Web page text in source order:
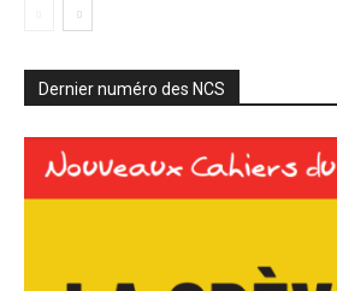
Dernier numéro des NCS